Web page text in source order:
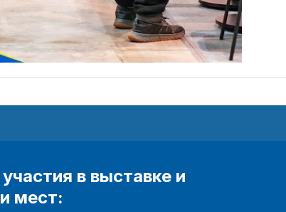
в выставке и
мест: